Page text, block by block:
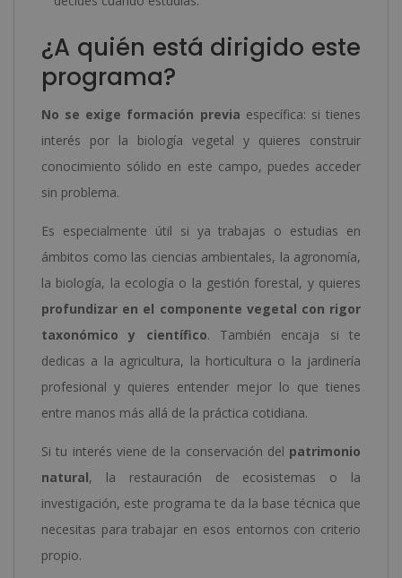
¿A quién está dirigido este
programa?
No se exige formación previa específica: si tienes
interés por la biología vegetal y quieres construir
conocimiento sólido en este campo, puedes acceder
sin problema.
Es especialmente útil si ya trabajas o estudias en
ámbitos como las ciencias ambientales, la agronomía,
la biología, la ecología o la gestión forestal, y quieres
profundizar en el componente vegetal con rigor
taxonómico y científico. También encaja si te
dedicas a la agricultura, la horticultura o la jardinería
profesional y quieres entender mejor lo que tienes
entre manos más allá de la práctica cotidiana.
Si tu interés viene de la conservación del patrimonio
natural, la restauración de ecosistemas o la
investigación, este programa te da la base técnica que
necesitas para trabajar en esos entornos con criterio
propio.